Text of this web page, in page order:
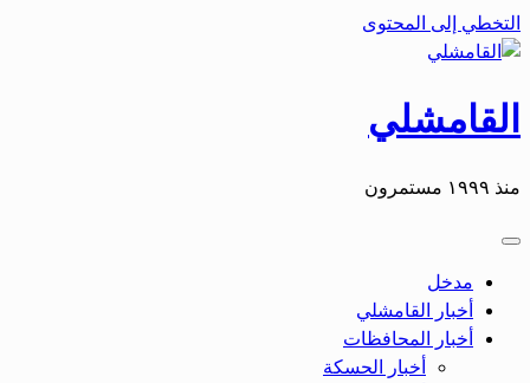
التخطي إلى المحتوى
القامشلي
منذ ١٩٩٩ مستمرون
مدخل
أخبار القامشلي
أخبار المحافظات
أخبار الحسكة